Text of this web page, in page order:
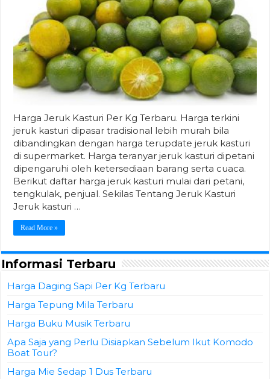
Harga Jeruk Kasturi Per Kg Terbaru. Harga terkini
jeruk kasturi dipasar tradisional lebih murah bila
dibandingkan dengan harga terupdate jeruk kasturi
di supermarket. Harga teranyar jeruk kasturi dipetani
dipengaruhi oleh ketersediaan barang serta cuaca.
Berikut daftar harga jeruk kasturi mulai dari petani,
tengkulak, penjual. Sekilas Tentang Jeruk Kasturi
Jeruk kasturi …
Read More »
Informasi Terbaru
Harga Daging Sapi Per Kg Terbaru
Harga Tepung Mila Terbaru
Harga Buku Musik Terbaru
Apa Saja yang Perlu Disiapkan Sebelum Ikut Komodo
Boat Tour?
Harga Mie Sedap 1 Dus Terbaru